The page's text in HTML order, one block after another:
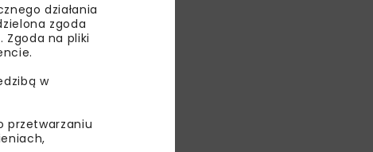
działania
zgoda
Zgoda na pliki
w
przetwarzaniu